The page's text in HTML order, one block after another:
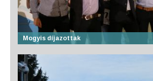
Mogyis díjazottak